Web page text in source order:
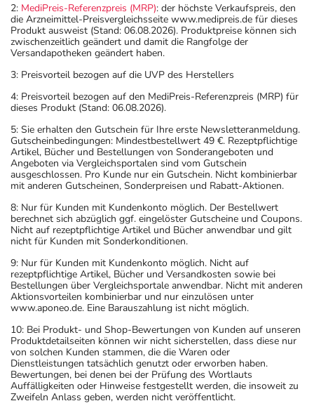
2: MediPreis-Referenzpreis (MRP): der höchste Verkaufspreis, den
die Arzneimittel-Preisvergleichsseite www.medipreis.de für dieses
Produkt ausweist (Stand: 06.08.2026). Produktpreise können sich
zwischenzeitlich geändert und damit die Rangfolge der
Versandapotheken geändert haben.
3: Preisvorteil bezogen auf die UVP des Herstellers
4: Preisvorteil bezogen auf den MediPreis-Referenzpreis (MRP) für
dieses Produkt (Stand: 06.08.2026).
5: Sie erhalten den Gutschein für Ihre erste Newsletteranmeldung.
Gutscheinbedingungen: Mindestbestellwert 49 €. Rezeptpflichtige
Artikel, Bücher und Bestellungen von Sonderangeboten und
Angeboten via Vergleichsportalen sind vom Gutschein
ausgeschlossen. Pro Kunde nur ein Gutschein. Nicht kombinierbar
mit anderen Gutscheinen, Sonderpreisen und Rabatt-Aktionen.
8: Nur für Kunden mit Kundenkonto möglich. Der Bestellwert
berechnet sich abzüglich ggf. eingelöster Gutscheine und Coupons.
Nicht auf rezeptpflichtige Artikel und Bücher anwendbar und gilt
nicht für Kunden mit Sonderkonditionen.
9: Nur für Kunden mit Kundenkonto möglich. Nicht auf
rezeptpflichtige Artikel, Bücher und Versandkosten sowie bei
Bestellungen über Vergleichsportale anwendbar. Nicht mit anderen
Aktionsvorteilen kombinierbar und nur einzulösen unter
www.aponeo.de. Eine Barauszahlung ist nicht möglich.
10: Bei Produkt- und Shop-Bewertungen von Kunden auf unseren
Produktdetailseiten können wir nicht sicherstellen, dass diese nur
von solchen Kunden stammen, die die Waren oder
Dienstleistungen tatsächlich genutzt oder erworben haben.
Bewertungen, bei denen bei der Prüfung des Wortlauts
Auffälligkeiten oder Hinweise festgestellt werden, die insoweit zu
Zweifeln Anlass geben, werden nicht veröffentlicht.